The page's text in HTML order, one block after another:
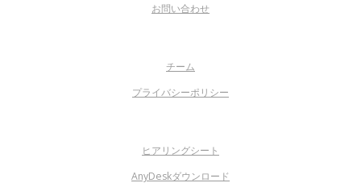
お問い合わせ
チーム
プライバシーポリシー
ヒアリングシート
AnyDeskダウンロード